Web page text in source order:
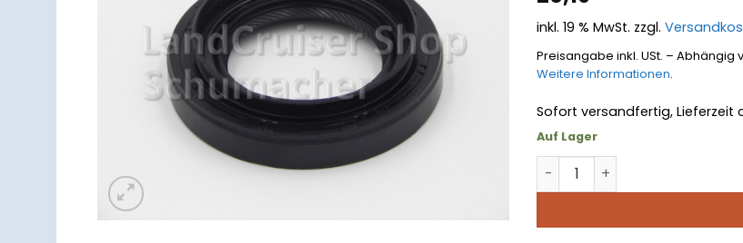
hinzufügen
inkl. 19 % MwSt. zzgl.
Preisangabe inkl. USt. –
Weitere Informationen.
Sofort versandfertig, Lieferzeit
Auf Lager
Simmerring Menge